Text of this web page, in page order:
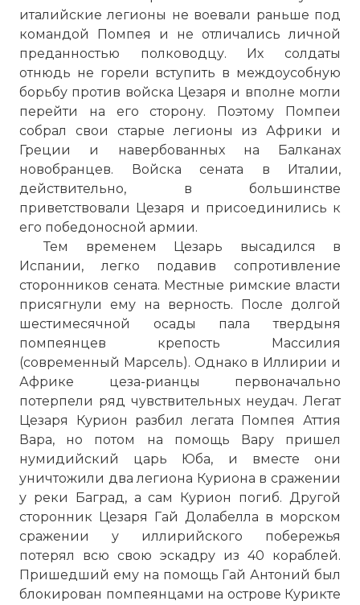
италийские легионы не воевали раньше под
командой Помпея и не отличались личной
преданностью полководцу. Их солдаты
отнюдь не горели вступить в междоусобную
борьбу против войска Цезаря и вполне могли
перейти на его сторону. Поэтому Помпеи
собрал свои старые легионы из Африки и
Греции и навербованных на Балканах
новобранцев. Войска сената в Италии,
действительно, в большинстве
приветствовали Цезаря и присоединились к
его победоносной армии.
Тем временем Цезарь высадился в
Испании, легко подавив сопротивление
сторонников сената. Местные римские власти
присягнули ему на верность. После долгой
шестимесячной осады пала твердыня
помпеянцев крепость Массилия
(современный Марсель). Однако в Иллирии и
Африке цеза-рианцы первоначально
потерпели ряд чувствительных неудач. Легат
Цезаря Курион разбил легата Помпея Аттия
Вара, но потом на помощь Вару пришел
нумидийский царь Юба, и вместе они
уничтожили два легиона Куриона в сражении
у реки Баград, а сам Курион погиб. Другой
сторонник Цезаря Гай Долабелла в морском
сражении у иллирийского побережья
потерял всю свою эскадру из 40 кораблей.
Пришедший ему на помощь Гай Антоний был
блокирован помпеянцами на острове Курикте
☓
Манипулярный и когортный строи
Фото статьи: